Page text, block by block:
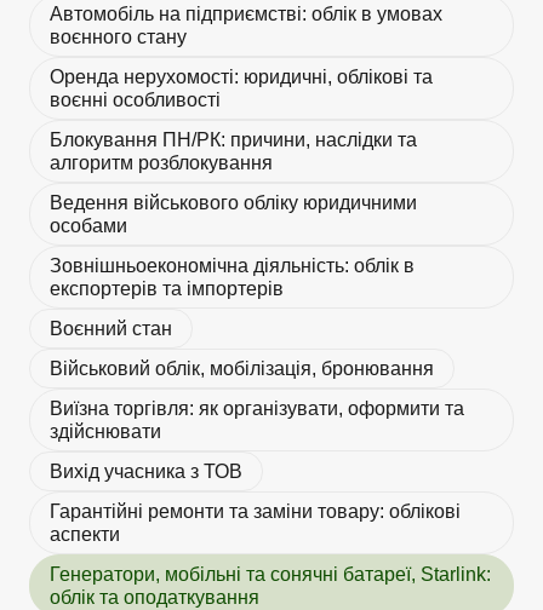
Автомобіль на підприємстві: облік в умовах
воєнного стану
Оренда нерухомості: юридичні, облікові та
воєнні особливості
Блокування ПН/РК: причини, наслідки та
алгоритм розблокування
Ведення військового обліку юридичними
особами
Зовнішньоекономічна діяльність: облік в
експортерів та імпортерів
Воєнний стан
Військовий облік, мобілізація, бронювання
Виїзна торгівля: як організувати, оформити та
здійснювати
Вихід учасника з ТОВ
Гарантійні ремонти та заміни товару: облікові
аспекти
Генератори, мобільні та сонячні батареї, Starlink:
облік та оподаткування